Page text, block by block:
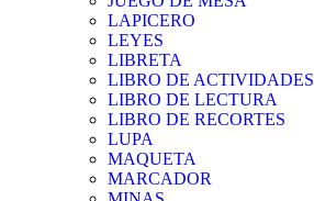
LAPICERO
LEYES
LIBRETA
LIBRO DE ACTIVIDADES
LIBRO DE LECTURA
LIBRO DE RECORTES
LUPA
MAQUETA
MARCADOR